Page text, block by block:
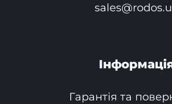
Гарантія та